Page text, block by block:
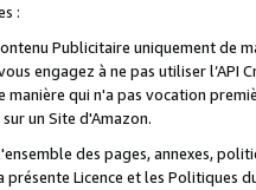
:
Publicitaire uniquement de
engagez à ne pas utiliser l’API
qui n'a pas vocation
un Site d'Amazon.
des pages, annexes,
présente Licence et les Politiques